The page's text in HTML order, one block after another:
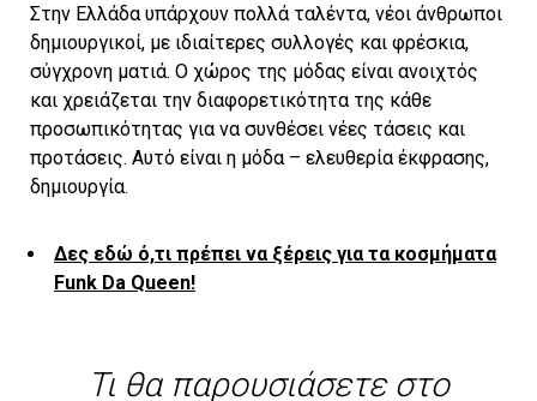
Στην Ελλάδα υπάρχουν πολλά ταλέντα, νέοι άνθρωποι
δημιουργικοί, με ιδιαίτερες συλλογές και φρέσκια,
σύγχρονη ματιά. Ο χώρος της μόδας είναι ανοιχτός
και χρειάζεται την διαφορετικότητα της κάθε
προσωπικότητας για να συνθέσει νέες τάσεις και
προτάσεις. Αυτό είναι η μόδα – ελευθερία έκφρασης,
δημιουργία.
Δες εδώ ό,τι πρέπει να ξέρεις για τα κοσμήματα
Funk Da Queen!
Τι θα παρουσιάσετε στο